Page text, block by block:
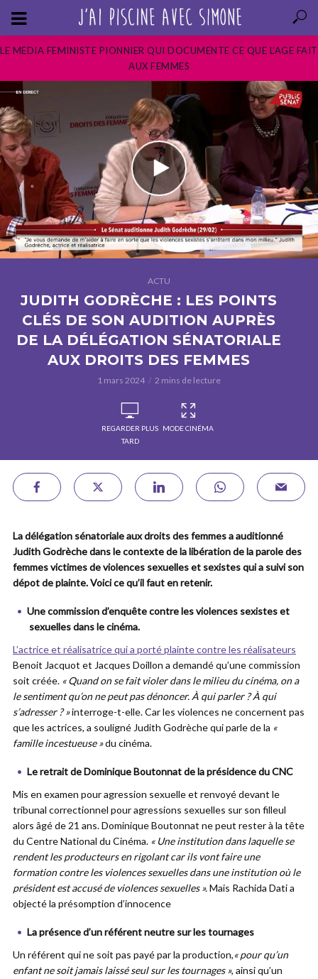
LE MEDIA FEMINISTE PIONNIER QUI DOCUMENTE CE QUE L’AGE FAIT
AUX FEMMES
ACTU
JUDITH GODRÈCHE : LES POINTS
CLÉS DE SON AUDITION AUPRÈS
DE LA DÉLÉGATION SÉNATORIALE
AUX DROITS DES FEMMES
1 mars 2024 2 mins de lecture
REGARDER PLUS
TARD
MODE CINÉMA
La délégation sénatoriale aux droits des femmes a auditionné
Judith Godrèche dans le contexte de la libération de la parole des
femmes victimes de violences sexuelles et sexistes qui a suivi son
dépot de plainte. Voici ce qu’il faut en retenir.
Une commission d’enquête contre les violences sexistes et
sexuelles dans le cinéma.
L’actrice et réalisatrice qui a porté plainte contre les réalisateurs
Benoit Jacquot et Jacques Doillon a demandé qu’une commission
soit créée. « Quand on se fait violer dans le milieu du cinéma, on a
le sentiment qu’on ne peut pas dénoncer. À qui parler ? À qui
s’adresser ? »interroge-t-elle. Car les violences ne concernent pas
que les actrices, a souligné Judith Godrèche qui parle de la «
famille incestueuse »du cinéma.
Le retrait de Dominique Boutonnat de la présidence du CNC
Mis en examen pour agression sexuelle et renvoyé devant le
tribunal correctionnel pour agressions sexuelles sur son filleul
alors âgé de 21 ans. Dominique Boutonnat ne peut rester à la tête
du Centre National du Cinéma. « Une institution dans laquelle se
rendent les producteurs en rigolant car ils vont faire une
formation contre les violences sexuelles dans une institution où le
président est accusé de violences sexuelles ».Mais Rachida Dati a
objecté la présomption d’innocence
La présence d’un référent neutre sur les tournages
Un référent qui ne soit pas payé par la production,« pour qu’un
enfant ne soit jamais laissé seul sur les tournages », ainsi qu’un